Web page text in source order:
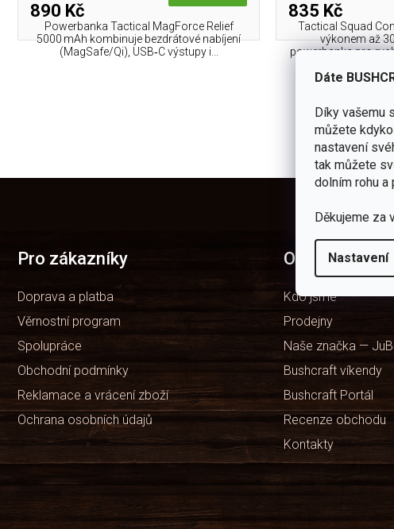
Dáte
Díky vašemu
můžete
nastavení
tak můžete
dolním rohu a
Děkujeme za
Nastavení
890 Kč
Powerbanka Tactical MagForce Relief
5000 mAh kombinuje bezdrátové nabíjení
(MagSafe/Qi), USB‑C výstupy i...
835 Kč
Tactical Squad
výkonem až
powerbanka pro
Pro zákazníky
Doprava a platba
Věrnostní program
Spolupráce
Obchodní podmínky
Reklamace a vrácení zboží
Ochrana osobních údajů
O nás
Kdo jsme
Prodejny
Naše značka —
Bushcraft víkendy
Bushcraft Portál
Recenze obchodu
Kontakty